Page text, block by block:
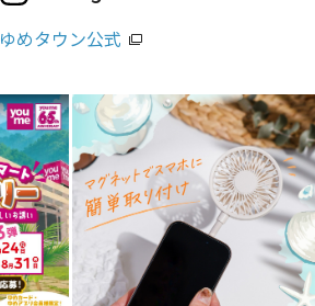
ゆめタウン公式